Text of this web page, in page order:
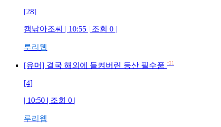
[28]
캠낚아조씨 | 10:55 | 조회 0 |
루리웹
[유머] 결국 해외에 들켜버린 등산 필수품 +21
[4]
| 10:50 | 조회 0 |
루리웹